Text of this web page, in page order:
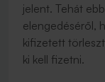
jelent. Tehát
elengedéséről,
kifizetett
ki kell fizetni.